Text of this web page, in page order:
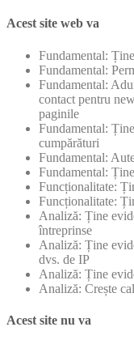
Acest site web va
Fundamental:
Fundamental:
Fundamental:
contact pentru
paginile
Fundamental:
cumpărături
Fundamental:
Fundamental:
Funcționalitate:
Funcționalitate:
Analiză: Ține
întreprinse
Analiză: Ține
dvs. de IP
Analiză: Ține
Analiză: Crește
Acest site nu va